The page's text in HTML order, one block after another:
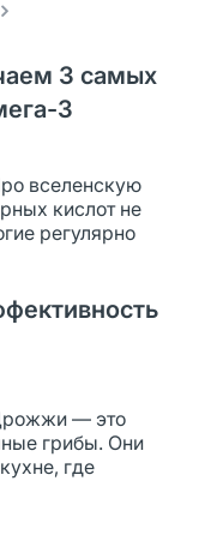
3 самых
3
вселенскую
кислот не
регулярно
— это
грибы. Они
где